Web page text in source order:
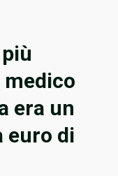
medico
era un
euro di